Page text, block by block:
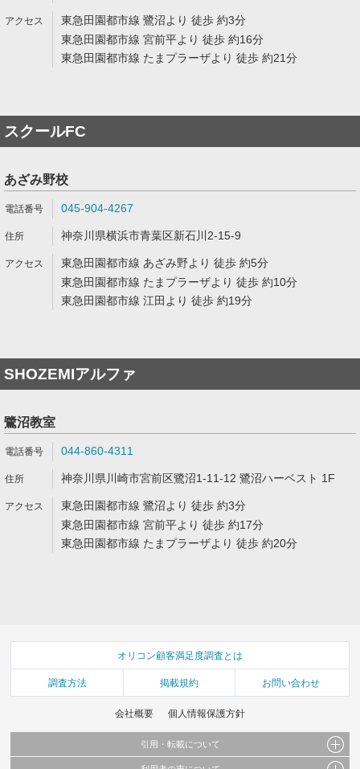
東急田園都市線 鷺沼より 徒歩 約3分
東急田園都市線 宮前平より 徒歩 約16分
東急田園都市線 たまプラーザより 徒歩 約21分
スクールFC
あざみ野校
045-904-4267
神奈川県横浜市青葉区新石川2-15-9
東急田園都市線 あざみ野より 徒歩 約5分
東急田園都市線 たまプラーザより 徒歩 約10分
東急田園都市線 江田より 徒歩 約19分
SHOZEMIアルファ
鷺沼教室
044-860-4311
神奈川県川崎市宮前区鷺沼1-11-12 鷺沼ハーベスト 1F
東急田園都市線 鷺沼より 徒歩 約3分
東急田園都市線 宮前平より 徒歩 約17分
東急田園都市線 たまプラーザより 徒歩 約20分
オリコン顧客満足度調査とは
調査方法 掲載規約 お問い合わせ
会社概要 個人情報保護方針
引用・転載について